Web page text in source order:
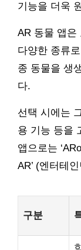
기능을 더욱
AR 동물 앱은
다양한 종류
종 동물을 생
다.
선택 시에는
용 기능 등을
앱으로는
AR’ (엔터테
구분